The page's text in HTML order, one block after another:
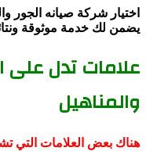
اختيار شركة صيانه الجور
يضمن لك خدمة موثوقة
علامات تدل على
والمناهيل
هناك بعض العلامات التي